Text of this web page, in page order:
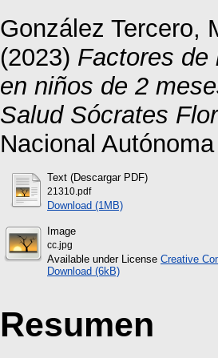
González Tercero,
(2023) Factores de
en niños de 2
Salud Sócrates
Nacional
Text (Descargar PDF)
21310.pdf
Download (1MB)
Image
cc.jpg
Available under License Creative
Download (6kB)
Resumen